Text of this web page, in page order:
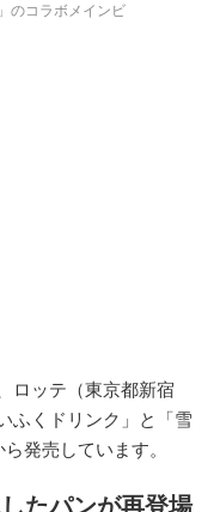
のコラボメインビ
ロッテ（東京都新宿
ふくドリンク」と「雪
発売しています。
たパンが再登場